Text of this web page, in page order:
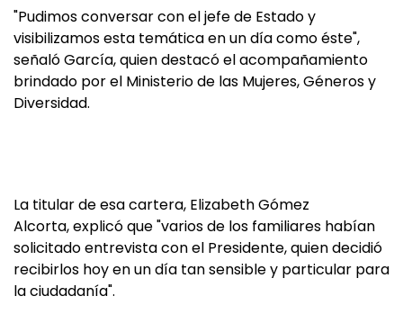
"Pudimos conversar con el jefe de Estado y
visibilizamos esta temática en un día como éste",
señaló García, quien destacó el acompañamiento
brindado por el Ministerio de las Mujeres, Géneros y
Diversidad.
La titular de esa cartera, Elizabeth Gómez
Alcorta, explicó que "varios de los familiares habían
solicitado entrevista con el Presidente, quien decidió
recibirlos hoy en un día tan sensible y particular para
la ciudadanía".